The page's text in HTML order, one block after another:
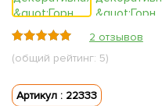
2 отзывов
(общий рейтинг: 5)
Артикул : 22333